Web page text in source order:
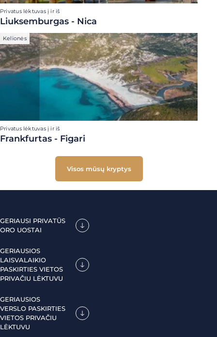
Privatus lėktuvas į ir iš
Liuksemburgas - Nica
Kelionės
Privatus lėktuvas į ir iš
Frankfurtas - Figari
Visos mūsų kryptys
GERIAUSI PRIVATŪS
ORO UOSTAI
GERIAUSIOS
LAISVALAIKIO
PASKIRTIES VIETOS
PRIVAČIU LĖKTUVU
GERIAUSIOS
VERSLO PASKIRTIES
VIETOS PRIVAČIU
LĖKTUVU